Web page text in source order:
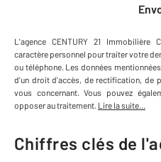
L'agence CENTURY 21 Immobilière
caractère personnel pour traiter votre
ou téléphone. Les données
d'un droit d'accès, de rectification, de
vous concernant. Vous pouvez
opposer au traitement. Lire la suite...
Chiffres clés de